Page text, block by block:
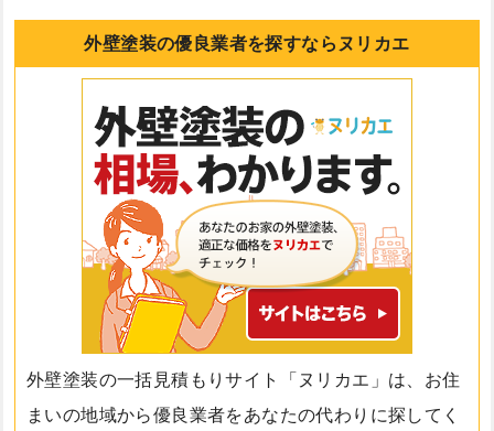
外壁塗装の優良業者を探すならヌリカエ
外壁塗装の一括見積もりサイト「ヌリカエ」は、お住
まいの地域から優良業者をあなたの代わりに探してく